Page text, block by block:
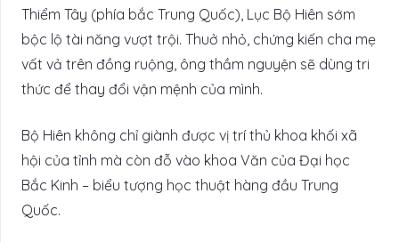
Thiểm Tây (phía bắc Trung Quốc), Lục Bộ Hiên sớm
bộc lộ tài năng vượt trội. Thuở nhỏ, chứng kiến cha mẹ
vất vả trên đồng ruộng, ông thầm nguyện sẽ dùng tri
thức để thay đổi vận mệnh của mình.
Bộ Hiên không chỉ giành được vị trí thủ khoa khối xã
hội của tỉnh mà còn đỗ vào khoa Văn của Đại học
Bắc Kinh – biểu tượng học thuật hàng đầu Trung
Quốc.